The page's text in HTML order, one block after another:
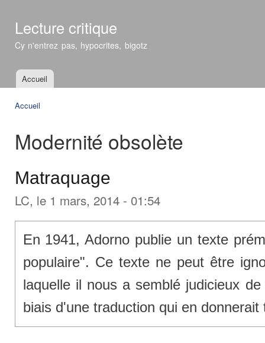
Lecture critique
Cy n'entrez pas, hypocrites, bigotz
Menu principal
Accueil
Accueil
Modernité obsolète
Matraquage
LC, le 1 mars, 2014 - 01:54
En 1941, Adorno publie un texte
populaire". Ce texte ne peut être
laquelle il nous a semblé judicieux
biais d'une traduction qui en